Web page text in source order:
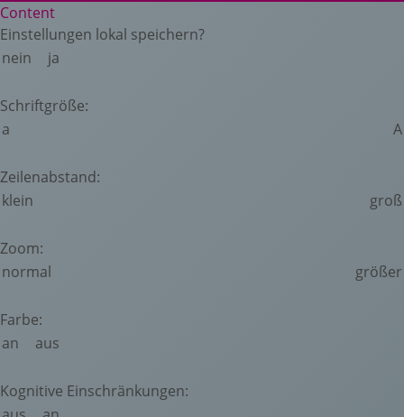
Content
Einstellungen lokal speichern?
nein
ja
Schriftgröße:
a
A
Zeilenabstand:
klein
groß
Zoom:
normal
größer
Farbe:
an
aus
Kognitive Einschränkungen: